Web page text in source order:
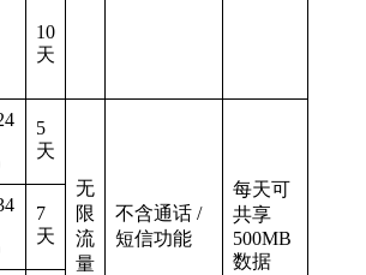
10
天
5
天
无
限
流
量
不含通话 /
短信功能
每天可
共享
500MB
数据
7
天